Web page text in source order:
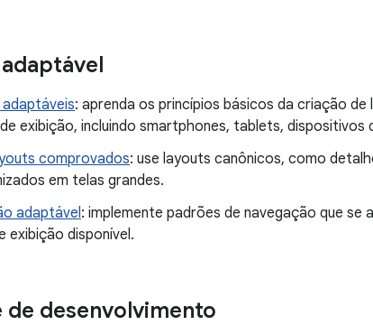
: aprenda os princípios básicos da criação
exibição, incluindo smartphones, tablets, dispositivos
comprovados: use layouts canônicos, como
em telas grandes.
adaptável: implemente padrões de navegação que
exibição disponível.
de desenvolvimento